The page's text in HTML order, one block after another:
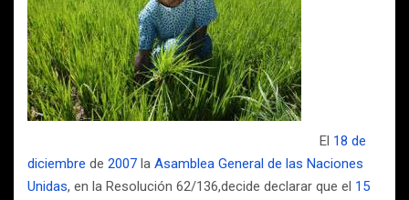
El 18 de
diciembre de 2007 la Asamblea General de las Naciones
Unidas, en la Resolución 62/136,decide declarar que el 15